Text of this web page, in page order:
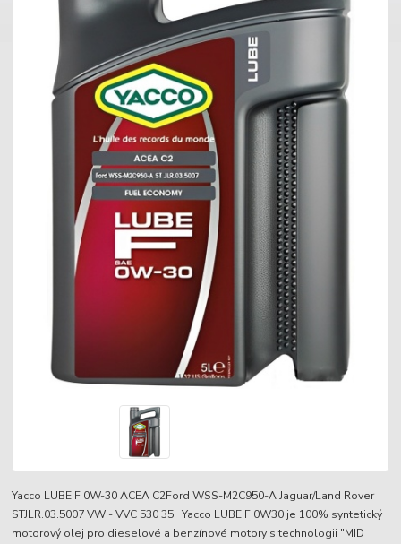
Yacco LUBE F 0W-30 ACEA C2Ford WSS-M2C950-A Jaguar/Land Rover
STJLR.03.5007 VW - VVC 530 35 Yacco LUBE F 0W30 je 100% syntetický
motorový olej pro dieselové a benzínové motory s technologii "MID